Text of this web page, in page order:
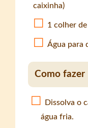
caixinha)
1 colher
Água para
Como fazer
Dissolva o
água fria.